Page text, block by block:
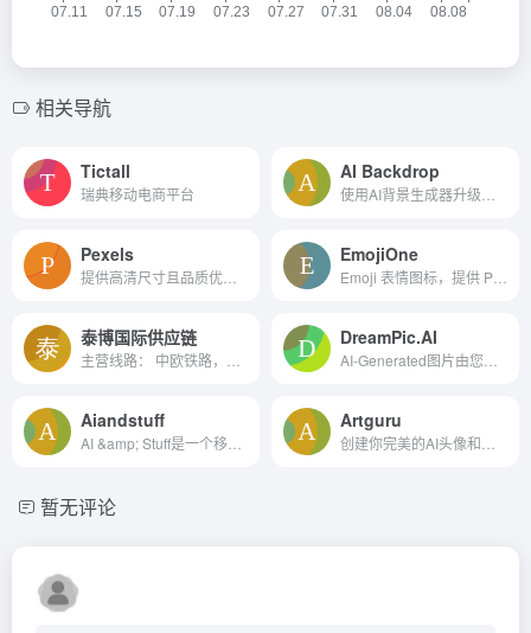
相关导航
Tictall
瑞典移动电商平台
AI Backdrop
Pexels EmojiOne
泰博国际供应链 DreamPic.AI
Aiandstuff Artguru
暂无评论